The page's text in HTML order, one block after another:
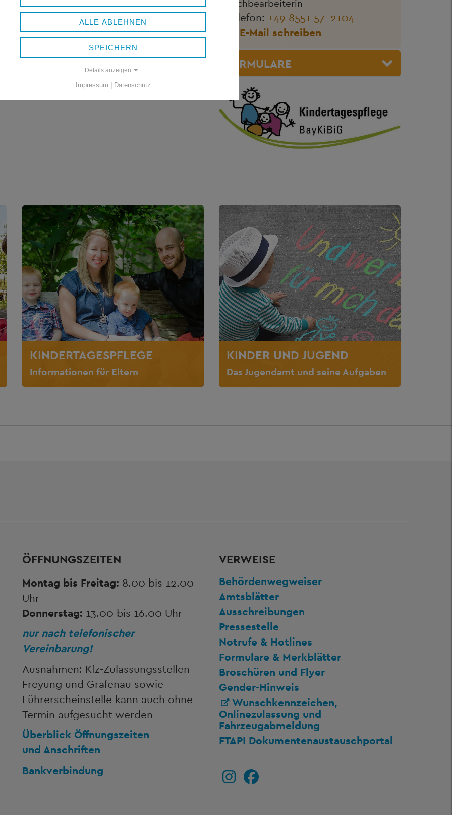
Sachbearbeiterin
Telefon: +49 8551 57-2104
E-Mail schreiben
FORMULARE
KINDERTAGESPFLEGE
Informationen für Eltern
KINDER UND JUGEND
Das Jugendamt und seine Aufgaben
ÖFFNUNGSZEITEN
Montag bis Freitag: 8.00 bis 12.00
Uhr
Donnerstag: 13.00 bis 16.00 Uhr
nur nach telefonischer
Vereinbarung!
Ausnahmen: Kfz-Zulassungsstellen
Freyung und Grafenau sowie
Führerscheinstelle kann auch ohne
Termin aufgesucht werden
Überblick Öffnungszeiten
und Anschriften
Bankverbindung
VERWEISE
Behördenwegweiser
Amtsblätter
Ausschreibungen
Pressestelle
Notrufe & Hotlines
Formulare & Merkblätter
Broschüren und Flyer
Gender-Hinweis
Wunschkennzeichen,
Onlinezulassung und
Fahrzeugabmeldung
FTAPI Dokumentenaustauschportal
ALLE ABLEHNEN
SPEICHERN
Details anzeigen
Impressum Datenschutz